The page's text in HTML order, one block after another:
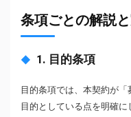
条項ごとの解説
1. 目的条項
目的条項では、本契約が
目的としている点を明確